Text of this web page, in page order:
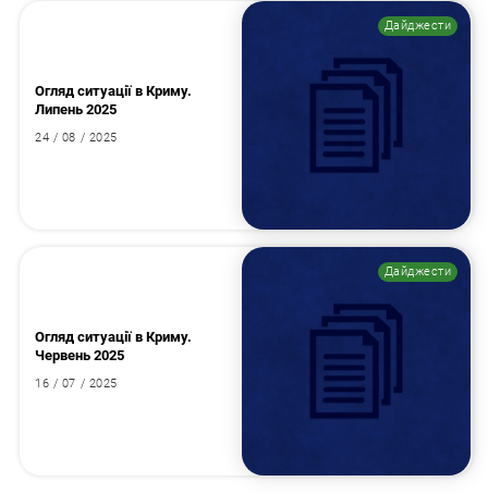
Дайджести
Огляд ситуації в Криму.
Липень 2025
24 / 08 / 2025
Дайджести
Огляд ситуації в Криму.
Червень 2025
16 / 07 / 2025